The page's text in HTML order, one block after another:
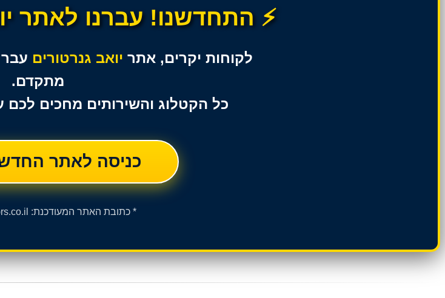
⚡ התחדשנו! עברנו לאתר
לקוחות יקרים, אתר יואב גנרטורים עבר
מתקדם.
כל הקטלוג והשירותים מחכים
כניסה לאתר החדש
* כתובת האתר המעודכנת: yoav-generators.co.il